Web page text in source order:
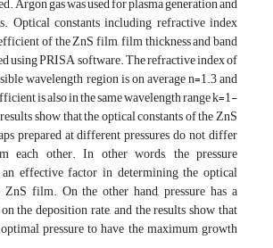
Optical constants including refractive index
of the ZnS film, film thickness and band
using PRISA software. The refractive index of
wavelength region is on average n=1.3 and
is also in the same wavelength range k=1-
show that the optical constants of the ZnS
prepared at different pressures do not differ
each other. In other words, the pressure
effective factor in determining the optical
film. On the other hand, pressure has a
the deposition rate, and the results show that
pressure to have the maximum growth